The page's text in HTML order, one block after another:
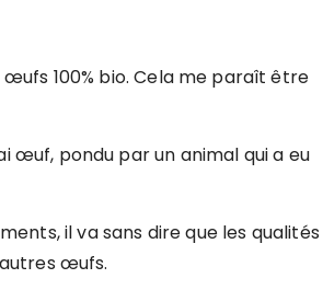
100% bio. Cela me paraît être
œuf, pondu par un animal qui a eu
il va sans dire que les qualités
œufs.